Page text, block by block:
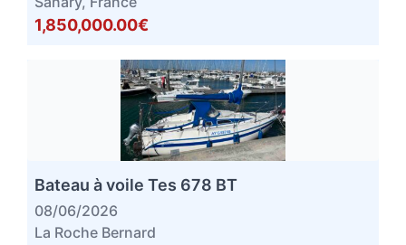
1,850,000.00€
Bateau à voile Tes 678 BT
08/06/2026
La Roche Bernard